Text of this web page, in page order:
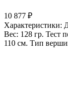
10 877 ₽
Характеристики:
Вес: 128 гр. Тест
110 см. Тип